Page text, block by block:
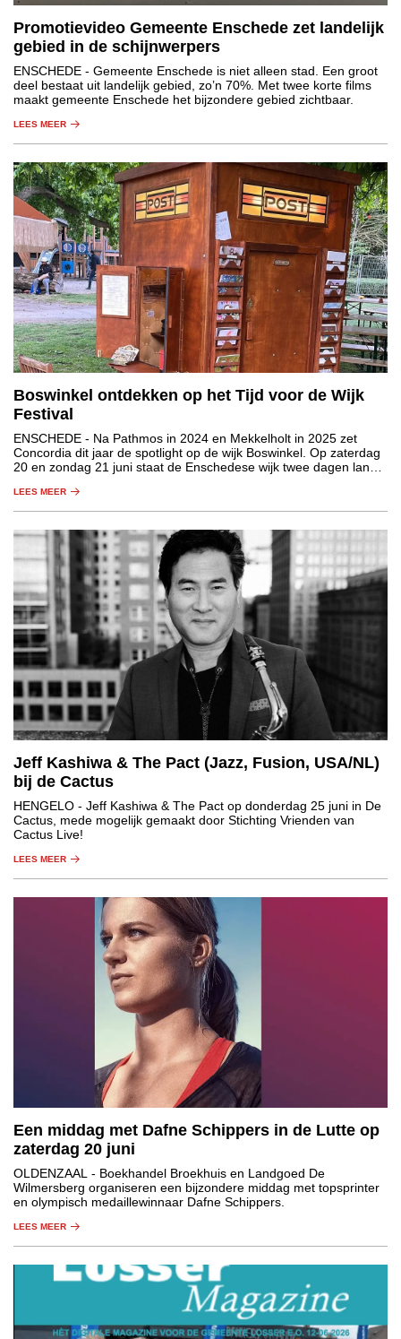
Promotievideo Gemeente Enschede zet landelijk
gebied in de schijnwerpers
ENSCHEDE - Gemeente Enschede is niet alleen stad. Een groot
deel bestaat uit landelijk gebied, zo’n 70%. Met twee korte films
maakt gemeente Enschede het bijzondere gebied zichtbaar.
LEES MEER
Boswinkel ontdekken op het Tijd voor de Wijk
Festival
ENSCHEDE - Na Pathmos in 2024 en Mekkelholt in 2025 zet
Concordia dit jaar de spotlight op de wijk Boswinkel. Op zaterdag
20 en zondag 21 juni staat de Enschedese wijk twee dagen lang
LEES MEER
Jeff Kashiwa & The Pact (Jazz, Fusion, USA/NL)
bij de Cactus
HENGELO - Jeff Kashiwa & The Pact op donderdag 25 juni in De
Cactus, mede mogelijk gemaakt door Stichting Vrienden van
Cactus Live!
LEES MEER
Een middag met Dafne Schippers in de Lutte op
zaterdag 20 juni
OLDENZAAL - Boekhandel Broekhuis en Landgoed De
Wilmersberg organiseren een bijzondere middag met topsprinter
en olympisch medaillewinnaar Dafne Schippers.
LEES MEER